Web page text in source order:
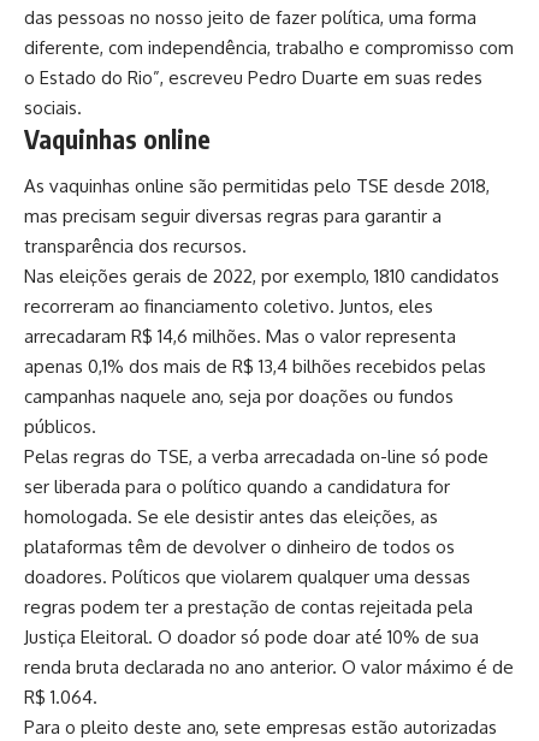
das pessoas no nosso jeito de fazer política, uma forma
diferente, com independência, trabalho e compromisso com
o Estado do Rio”, escreveu Pedro Duarte em suas redes
sociais.
Vaquinhas online
As vaquinhas online são permitidas pelo TSE desde 2018,
mas precisam seguir diversas regras para garantir a
transparência dos recursos.
Nas eleições gerais de 2022, por exemplo, 1810 candidatos
recorreram ao financiamento coletivo. Juntos, eles
arrecadaram R$ 14,6 milhões. Mas o valor representa
apenas 0,1% dos mais de R$ 13,4 bilhões recebidos pelas
campanhas naquele ano, seja por doações ou fundos
públicos.
Pelas regras do TSE, a verba arrecadada on-line só pode
ser liberada para o político quando a candidatura for
homologada. Se ele desistir antes das eleições, as
plataformas têm de devolver o dinheiro de todos os
doadores. Políticos que violarem qualquer uma dessas
regras podem ter a prestação de contas rejeitada pela
Justiça Eleitoral. O doador só pode doar até 10% de sua
renda bruta declarada no ano anterior. O valor máximo é de
R$ 1.064.
Para o pleito deste ano, sete empresas estão autorizadas